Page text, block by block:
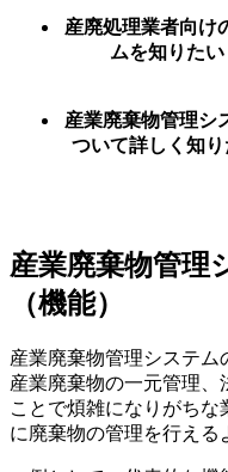
産廃処理業者向け
ムを知りた
産業廃棄物管理シ
ついて詳しく知
産業廃棄物管理
（機能）
産業廃棄物管理システ
産業廃棄物の一元管理、
ことで煩雑になりがち
に廃棄物の管理を行える